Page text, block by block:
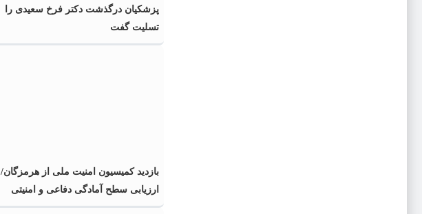
پزشکیان درگذشت دکتر فرخ سعیدی را
تسلیت گفت
بازدید کمیسیون امنیت ملی از هرمزگان/
ارزیابی سطح آمادگی دفاعی و امنیتی